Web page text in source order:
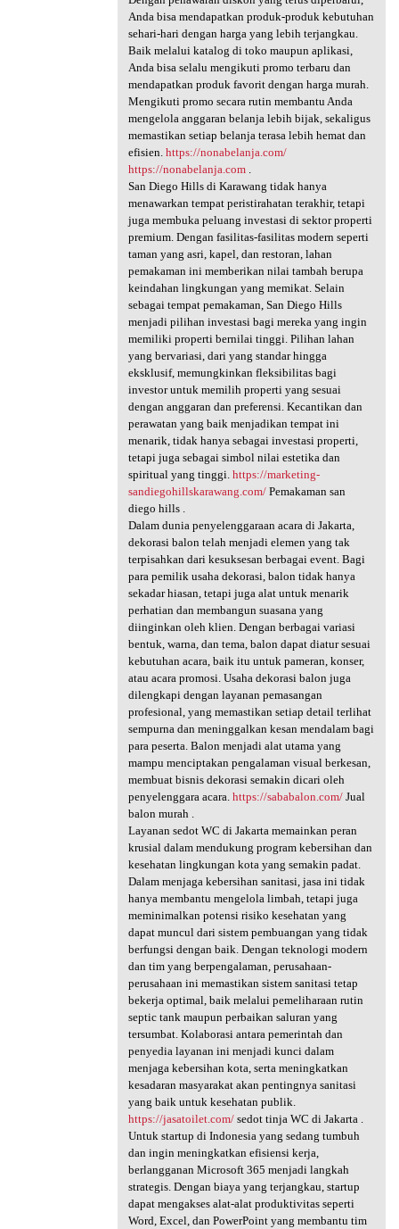
Anda bisa mendapatkan produk-produk kebutuhan
sehari-hari dengan harga yang lebih terjangkau.
Baik melalui katalog di toko maupun aplikasi,
Anda bisa selalu mengikuti promo terbaru dan
mendapatkan produk favorit dengan harga murah.
Mengikuti promo secara rutin membantu Anda
mengelola anggaran belanja lebih bijak, sekaligus
memastikan setiap belanja terasa lebih hemat dan
efisien. https://nonabelanja.com/
https://nonabelanja.com.
San Diego Hills di Karawang tidak hanya
menawarkan tempat peristirahatan terakhir, tetapi
juga membuka peluang investasi di sektor properti
premium. Dengan fasilitas-fasilitas modern seperti
taman yang asri, kapel, dan restoran, lahan
pemakaman ini memberikan nilai tambah berupa
keindahan lingkungan yang memikat. Selain
sebagai tempat pemakaman, San Diego Hills
menjadi pilihan investasi bagi mereka yang ingin
memiliki properti bernilai tinggi. Pilihan lahan
yang bervariasi, dari yang standar hingga
eksklusif, memungkinkan fleksibilitas bagi
investor untuk memilih properti yang sesuai
dengan anggaran dan preferensi. Kecantikan dan
perawatan yang baik menjadikan tempat ini
menarik, tidak hanya sebagai investasi properti,
tetapi juga sebagai simbol nilai estetika dan
spiritual yang tinggi. https://marketing-
sandiegohillskarawang.com/Pemakaman san
diego hills .
Dalam dunia penyelenggaraan acara di Jakarta,
dekorasi balon telah menjadi elemen yang tak
terpisahkan dari kesuksesan berbagai event. Bagi
para pemilik usaha dekorasi, balon tidak hanya
sekadar hiasan, tetapi juga alat untuk menarik
perhatian dan membangun suasana yang
diinginkan oleh klien. Dengan berbagai variasi
bentuk, warna, dan tema, balon dapat diatur sesuai
kebutuhan acara, baik itu untuk pameran, konser,
atau acara promosi. Usaha dekorasi balon juga
dilengkapi dengan layanan pemasangan
profesional, yang memastikan setiap detail terlihat
sempurna dan meninggalkan kesan mendalam bagi
para peserta. Balon menjadi alat utama yang
mampu menciptakan pengalaman visual berkesan,
membuat bisnis dekorasi semakin dicari oleh
penyelenggara acara. https://sababalon.com/Jual
balon murah .
Layanan sedot WC di Jakarta memainkan peran
krusial dalam mendukung program kebersihan dan
kesehatan lingkungan kota yang semakin padat.
Dalam menjaga kebersihan sanitasi, jasa ini tidak
hanya membantu mengelola limbah, tetapi juga
meminimalkan potensi risiko kesehatan yang
dapat muncul dari sistem pembuangan yang tidak
berfungsi dengan baik. Dengan teknologi modern
dan tim yang berpengalaman, perusahaan-
perusahaan ini memastikan sistem sanitasi tetap
bekerja optimal, baik melalui pemeliharaan rutin
septic tank maupun perbaikan saluran yang
tersumbat. Kolaborasi antara pemerintah dan
penyedia layanan ini menjadi kunci dalam
menjaga kebersihan kota, serta meningkatkan
kesadaran masyarakat akan pentingnya sanitasi
yang baik untuk kesehatan publik.
https://jasatoilet.com/sedot tinja WC di Jakarta .
Untuk startup di Indonesia yang sedang tumbuh
dan ingin meningkatkan efisiensi kerja,
berlangganan Microsoft 365 menjadi langkah
strategis. Dengan biaya yang terjangkau, startup
dapat mengakses alat-alat produktivitas seperti
Word, Excel, dan PowerPoint yang membantu tim